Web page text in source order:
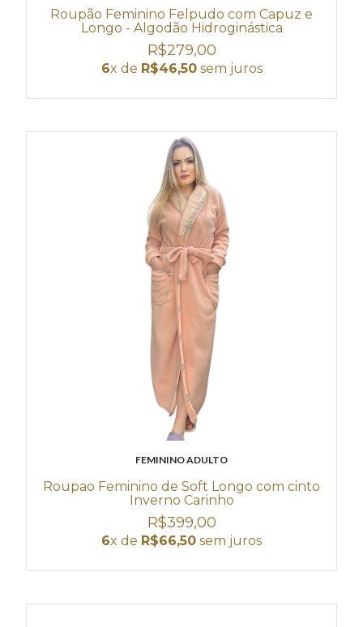
Roupão Feminino Felpudo com Capuz e
Longo - Algodão Hidroginástica
R$279,00
6x de R$46,50sem juros
FEMININO ADULTO
Roupao Feminino de Soft Longo com cinto
Inverno Carinho
R$399,00
6x de R$66,50 sem juros